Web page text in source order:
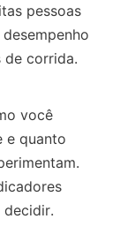
pessoas
de corrida.
você
e quanto
decidir.